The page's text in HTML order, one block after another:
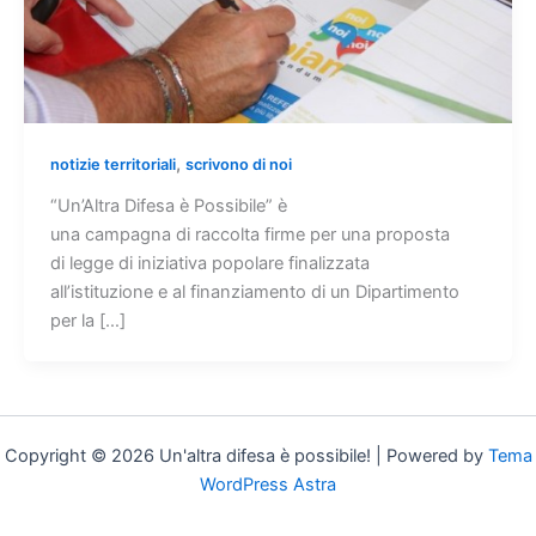
notizie territoriali, scrivono di noi
“Un’Altra Difesa è Possibile” è
una campagna di raccolta firme per una proposta
di legge di iniziativa popolare finalizzata
all’istituzione e al finanziamento di un Dipartimento
per la […]
Copyright © 2026 Un'altra difesa è possibile! | Powered by Tema
WordPress Astra